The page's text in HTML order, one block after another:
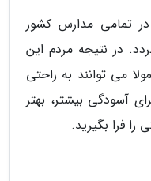
تمامی مدارس کشور
در نتیجه مردم این
می توانند به راحتی
آسودگی بیشتر، بهتر
را فرا بگیرید.